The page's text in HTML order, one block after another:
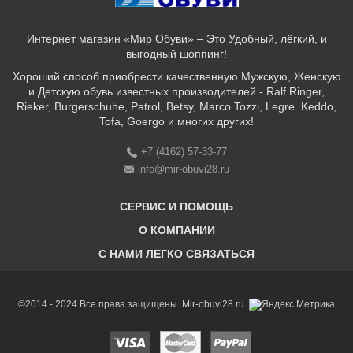
Интернет магазин «Мир Обуви» – Это Удобный, лёгкий, и
выгодный шоппинг!
Хороший способ приобрести качественную Мужскую, Женскую
и Детскую обувь известных производителей - Ralf Ringer,
Rieker, Burgerschuhe, Patrol, Betsy, Marco Tozzi, Legre. Keddo,
Tofa, Goergo и многих других!
+7 (4162) 57-33-77
info@mir-obuvi28.ru
СЕРВИС И ПОМОЩЬ
Бонусная программа
История компании
О КОМПАНИИ
Бренды
C НАМИ ЛЕГКО СВЯЗАТЬСЯ
©2014 - 2024 Все права защищены. Mir-obuvi28.ru